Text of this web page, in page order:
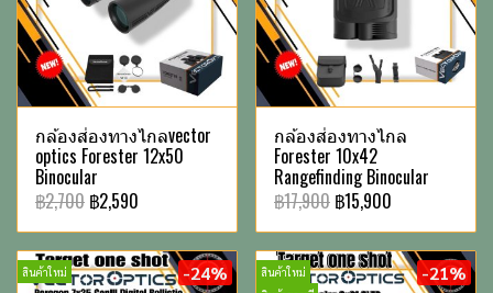
กล้องส่องทางไกลvector
optics Forester 12x50
Binocular
฿2,700 ฿2,590
กล้องส่องทางไกล
Forester 10x42
Rangefinding Binocular
฿17,900 ฿15,900
สินค้าใหม่ -24%
สินค้าใหม่
-21%